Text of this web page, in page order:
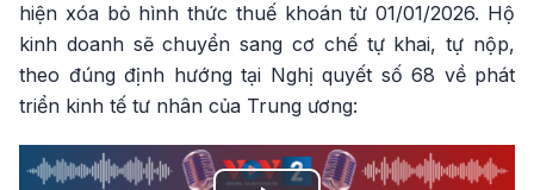
hiện xóa bỏ hình thức thuế khoán từ 01/01/2026. Hộ
kinh doanh sẽ chuyển sang cơ chế tự khai, tự nộp,
theo đúng định hướng tại Nghị quyết số 68 về phát
triển kinh tế tư nhân của Trung ương: